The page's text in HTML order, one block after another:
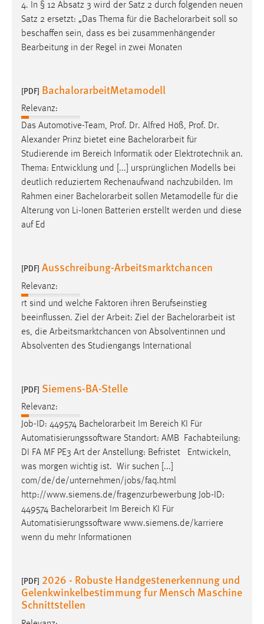
4. In § 12 Absatz 3 wird der Satz 2 durch folgenden neuen
Satz 2 ersetzt: „Das Thema für die Bachelorarbeit soll so
beschaffen sein, dass es bei zusammenhängender
Bearbeitung in der Regel in zwei Monaten
[PDF] BachalorarbeitMetamodell
Relevanz:
Das Automotive-Team, Prof. Dr. Alfred Höß, Prof. Dr.
Alexander Prinz bietet eine Bachelorarbeit für
Studierende im Bereich Informatik oder Elektrotechnik an.
Thema: Entwicklung und [...] ursprünglichen Modells bei
deutlich reduziertem Rechenaufwand nachzubilden. Im
Rahmen einer Bachelorarbeit sollen Metamodelle für die
Alterung von Li-Ionen Batterien erstellt werden und diese
auf Ed
[PDF] Ausschreibung-Arbeitsmarktchancen
Relevanz:
rt sind und welche Faktoren ihren Berufseinstieg
beeinflussen. Ziel der Arbeit: Ziel der Bachelorarbeit ist
es, die Arbeitsmarktchancen von Absolventinnen und
Absolventen des Studiengangs International
[PDF] Siemens-BA-Stelle
Relevanz:
Job-ID: 449574 Bachelorarbeit Im Bereich KI Für
Automatisierungssoftware Standort: AMB Fachabteilung:
DI FA MF PE3 Art der Anstellung: Befristet Entwickeln,
was morgen wichtig ist. Wir suchen [...]
com/de/de/unternehmen/jobs/faq.html
http://www.siemens.de/fragenzurbewerbung Job-ID:
449574 Bachelorarbeit Im Bereich KI Für
Automatisierungssoftware www.siemens.de/karriere
wenn du mehr Informationen
[PDF] 2026 - Robuste Handgestenerkennung und
Gelenkwinkelbestimmung fur Mensch Maschine
Schnittstellen
Matomo
Name:
Zugriffsstatistik
Cookie Laufzeit:
Max. 13 Monate
MARKETING
Marketing Cookies werden von Drittanbietern
verwendet, um personalisierte Werbung anzuzeigen.
Sie tun dies, indem sie Besucher über Websites
Google Ads
Name:
_gcl_au
Anbieter:
Google Ireland Limited
Cookie Laufzeit:
3 Monate
Facebook Pixel
Name:
_fbp
Anbieter:
Facebook
Zweck:
3 Monate